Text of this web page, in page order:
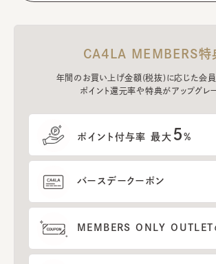
CA4LA MEMBERS特
年間のお買い上げ金額(税抜)に応じた会員
ポイント還元率や特典がアップグレー
ポイント付与率 最大 5%
バースデークーポン
MEMBERS ONLY OUTLET